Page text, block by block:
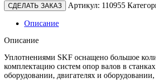
СДЕЛАТЬ ЗАКАЗ Артикул: 110955
Описание
Описание
Уплотнениями SKF оснащено большое
комплектацию систем опор валов в
оборудовании, двигателях и